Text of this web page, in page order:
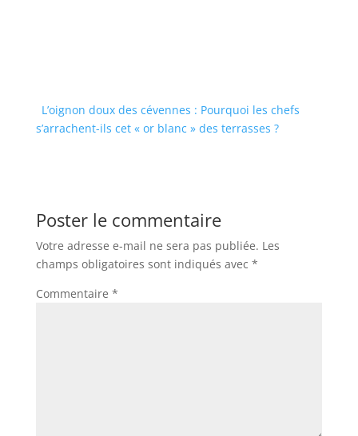
L’oignon doux des cévennes : Pourquoi les chefs
s’arrachent-ils cet « or blanc » des terrasses ?
Poster le commentaire
Votre adresse e-mail ne sera pas publiée. Les
champs obligatoires sont indiqués avec *
Commentaire *